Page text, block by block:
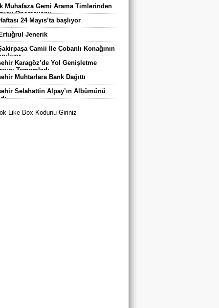
Çocuk Karatay Yaz Spor
Buluştu
Muhafaza Gemi Arama Timlerinden
Operasyonu
24 Mayıs’ta başlıyor
Jenerik
Camii İle Çobanlı Konağının
Karagöz’de Yol Genişletme
Tamamladı
Muhtarlara Bank Dağıttı
Selahattin Alpay’ın Albümünü
Like Box Kodunu Giriniz